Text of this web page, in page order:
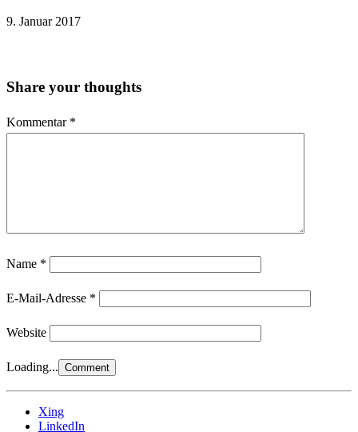
9. Januar 2017
Share your thoughts
Kommentar *
Name *
E-Mail-Adresse *
Website
Loading...
Xing
LinkedIn